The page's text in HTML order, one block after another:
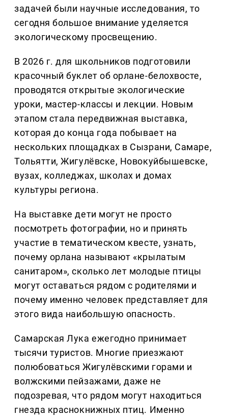
задачей были научные исследования, то
сегодня большое внимание уделяется
экологическому просвещению.
В 2026 г. для школьников подготовили
красочный буклет об орлане-белохвосте,
проводятся открытые экологические
уроки, мастер-классы и лекции. Новым
этапом стала передвижная выставка,
которая до конца года побывает на
нескольких площадках в Сызрани, Самаре,
Тольятти, Жигулёвске, Новокуйбышевске,
вузах, колледжах, школах и домах
культуры региона.
На выставке дети могут не просто
посмотреть фотографии, но и принять
участие в тематическом квесте, узнать,
почему орлана называют «крылатым
санитаром», сколько лет молодые птицы
могут оставаться рядом с родителями и
почему именно человек представляет для
этого вида наибольшую опасность.
Самарская Лука ежегодно принимает
тысячи туристов. Многие приезжают
полюбоваться Жигулёвскими горами и
волжскими пейзажами, даже не
подозревая, что рядом могут находиться
гнезда краснокнижных птиц. Именно